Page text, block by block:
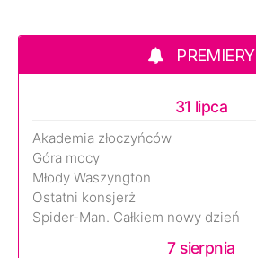
PREMIERY
31 lipca
Akademia złoczyńców
Góra mocy
Młody Waszyngton
Ostatni konsjerż
Spider-Man. Całkiem nowy dzień
7 sierpnia